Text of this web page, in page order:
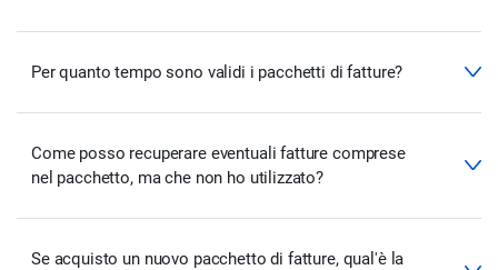
Per quanto tempo sono validi i pacchetti di fatture?
Come posso recuperare eventuali fatture comprese
nel pacchetto, ma che non ho utilizzato?
Se acquisto un nuovo pacchetto di fatture, qual'è la